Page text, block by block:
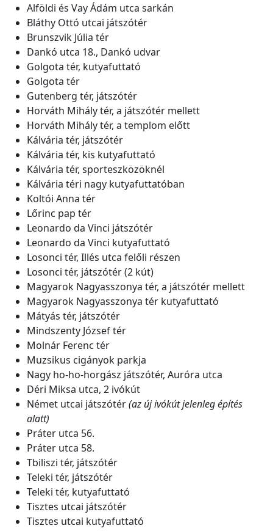
Alföldi és Vay Ádám utca sarkán
Bláthy Ottó utcai játszótér
Brunszvik Júlia tér
Dankó utca 18., Dankó udvar
Golgota tér, kutyafuttató
Golgota tér
Gutenberg tér, játszótér
Horváth Mihály tér, a játszótér mellett
Horváth Mihály tér, a templom előtt
Kálvária tér, játszótér
Kálvária tér, kis kutyafuttató
Kálvária tér, sporteszközöknél
Kálvária téri nagy kutyafuttatóban
Koltói Anna tér
Lőrinc pap tér
Leonardo da Vinci játszótér
Leonardo da Vinci kutyafuttató
Losonci tér, Illés utca felőli részen
Losonci tér, játszótér (2 kút)
Magyarok Nagyasszonya tér, a játszótér mellett
Magyarok Nagyasszonya tér kutyafuttató
Mátyás tér, játszótér
Mindszenty József tér
Molnár Ferenc tér
Muzsikus cigányok parkja
Nagy ho-ho-horgász játszótér, Auróra utca
Déri Miksa utca, 2 ivókút
Német utcai játszótér(az új ivókút jelenleg építés
alatt)
Práter utca 56.
Práter utca 58.
Tbiliszi tér, játszótér
Teleki tér, játszótér
Teleki tér, kutyafuttató
Tisztes utcai játszótér
Tisztes utcai kutyafuttató